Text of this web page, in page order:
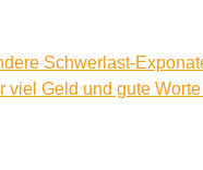
Schwerlast-
viel Geld und gute